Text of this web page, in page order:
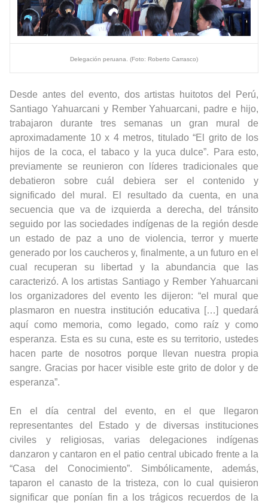
Delegación peruana. (Foto: Roberto Carrasco)
Desde antes del evento, dos artistas huitotos del Perú,
Santiago Yahuarcani y Rember Yahuarcani, padre e hijo,
trabajaron durante tres semanas un gran mural de
aproximadamente 10 x 4 metros, titulado “El grito de los
hijos de la coca, el tabaco y la yuca dulce”. Para esto,
previamente se reunieron con líderes tradicionales que
debatieron sobre cuál debiera ser el contenido y
significado del mural. El resultado da cuenta, en una
secuencia que va de izquierda a derecha, del tránsito
seguido por las sociedades indígenas de la región desde
un estado de paz a uno de violencia, terror y muerte
generado por los caucheros y, finalmente, a un futuro en el
cual recuperan su libertad y la abundancia que las
caracterizó. A los artistas Santiago y Rember Yahuarcani
los organizadores del evento les dijeron: “el mural que
plasmaron en nuestra institución educativa […] quedará
aquí como memoria, como legado, como raíz y como
esperanza. Esta es su cuna, este es su territorio, ustedes
hacen parte de nosotros porque llevan nuestra propia
sangre. Gracias por hacer visible este grito de dolor y de
esperanza”.
En el día central del evento, en el que llegaron
representantes del Estado y de diversas instituciones
civiles y religiosas, varias delegaciones indígenas
danzaron y cantaron en el patio central ubicado frente a la
“Casa del Conocimiento”. Simbólicamente, además,
taparon el canasto de la tristeza, con lo cual quisieron
significar que ponían fin a los trágicos recuerdos de la